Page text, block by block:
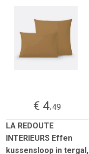
€ 4.49
LA REDOUTE
INTERIEURS Effen
kussensloop in tergal,